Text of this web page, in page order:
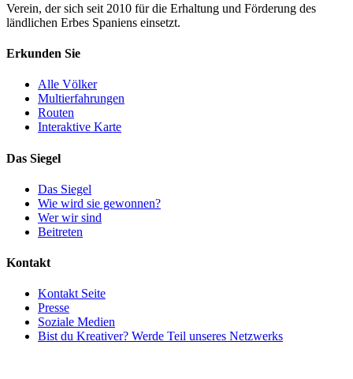
Verein, der sich seit 2010 für die Erhaltung und Förderung des
ländlichen Erbes Spaniens einsetzt.
Erkunden Sie
Alle Völker
Multierfahrungen
Routen
Interaktive Karte
Das Siegel
Das Siegel
Wie wird sie gewonnen?
Wer wir sind
Beitreten
Kontakt
Kontakt Seite
Presse
Soziale Medien
Bist du Kreativer? Werde Teil unseres Netzwerks